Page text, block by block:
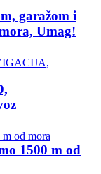
garažom i
Umag!
1500 m od